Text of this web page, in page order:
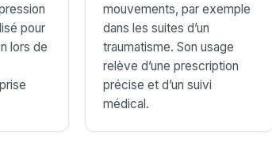
pour
lors de
mouvements, par exemple
dans les suites d’un
traumatisme. Son usage
relève d’une prescription
précise et d’un suivi
médical.